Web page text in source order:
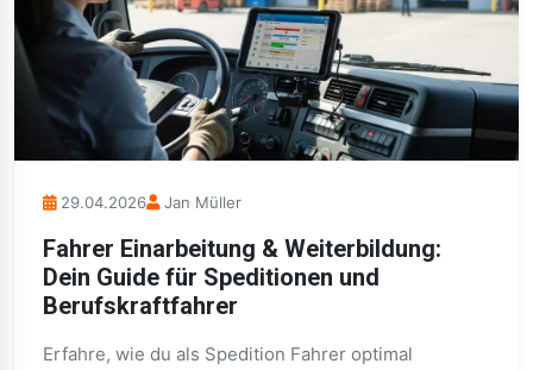
29.04.2026 Jan Müller
Fahrer Einarbeitung & Weiterbildung:
Dein Guide für Speditionen und
Berufskraftfahrer
Erfahre, wie du als Spedition Fahrer optimal